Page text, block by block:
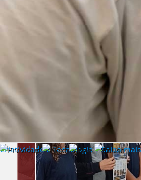
Criatividade e Tecnologia | Saiba mais